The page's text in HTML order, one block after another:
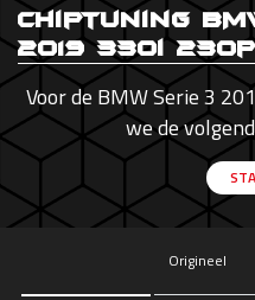
Chiptuning
2019 330i
Voor de BMW Serie 3
we de
Origineel